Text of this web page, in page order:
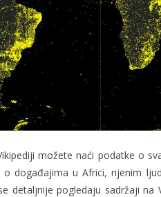
možete naći podatke o
događajima u Africi, njenim
detaljnije pogledaju sadržaji